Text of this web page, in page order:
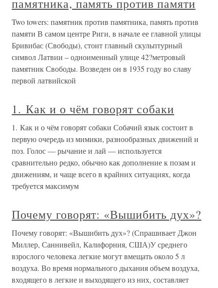
памятника, память против памяти
Two towers: памятник против памятника, память против
памяти В самом центре Риги, в начале ее главной улицы
Бривибас (Свободы), стоит главный скульптурный
символ Латвии – одноименный улице 42?метровый
памятник Свободы. Возведен он в 1935 году во славу
первой латвийской
1. Как и о чём говорят собаки
1. Как и о чём говорят собаки Собачий язык состоит в
первую очередь из мимики, разнообразных движений и
поз. Голос — рычание и лай — используется
сравнительно редко, обычно как дополнение к позам и
движениям, и чаще всего в крайних ситуациях, когда
требуется максимум
Почему говорят: «Вышибить дух»?
Почему говорят: «Вышибить дух»? (Спрашивает Джон
Миллер, Саннивейл, Калифорния, США)У среднего
взрослого человека легкие могут вмещать около 5 л
воздуха. Во время нормального дыхания объем воздуха,
входящего в легкие и выходящего из них, составляет